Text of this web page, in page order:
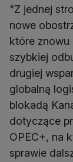
"Z jednej
nowe
które znowu
szybkiej
drugiej
globalną
blokadą
dotyczące
OPEC+, na
sprawie